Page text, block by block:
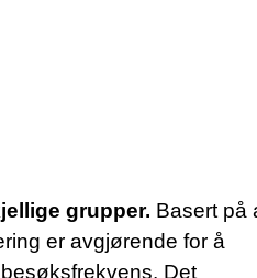
grupper. Basert på
er avgjørende for å
Det